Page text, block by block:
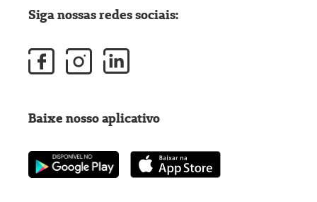
Siga nossas redes sociais:
Baixe nosso aplicativo